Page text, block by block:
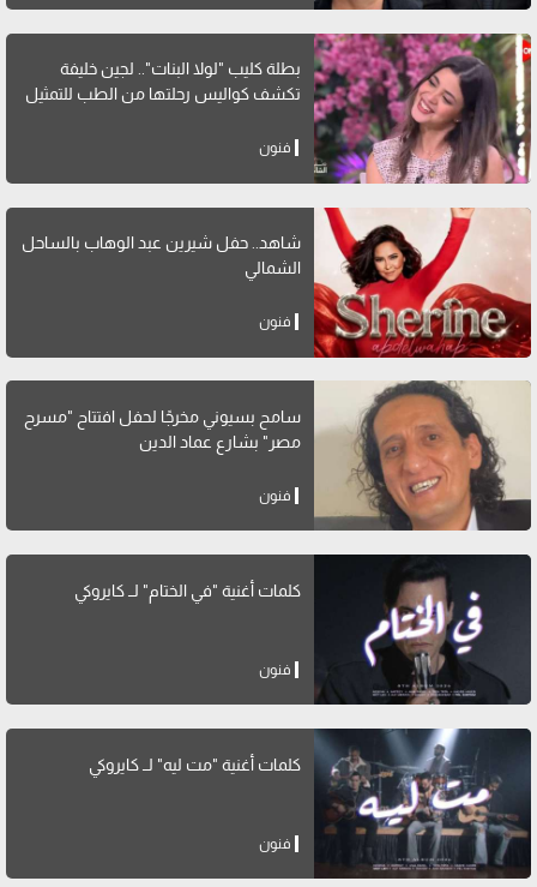
بطلة كليب "لولا البنات".. لجين خليفة
تكشف كواليس رحلتها من الطب للتمثيل
فنون
شاهد.. حفل شيرين عبد الوهاب بالساحل
الشمالي
فنون
سامح بسيوني مخرجًا لحفل افتتاح "مسرح
مصر" بشارع عماد الدين
فنون
كلمات أغنية "في الختام" لــ كايروكي
فنون
كلمات أغنية "مت ليه" لــ كايروكي
فنون